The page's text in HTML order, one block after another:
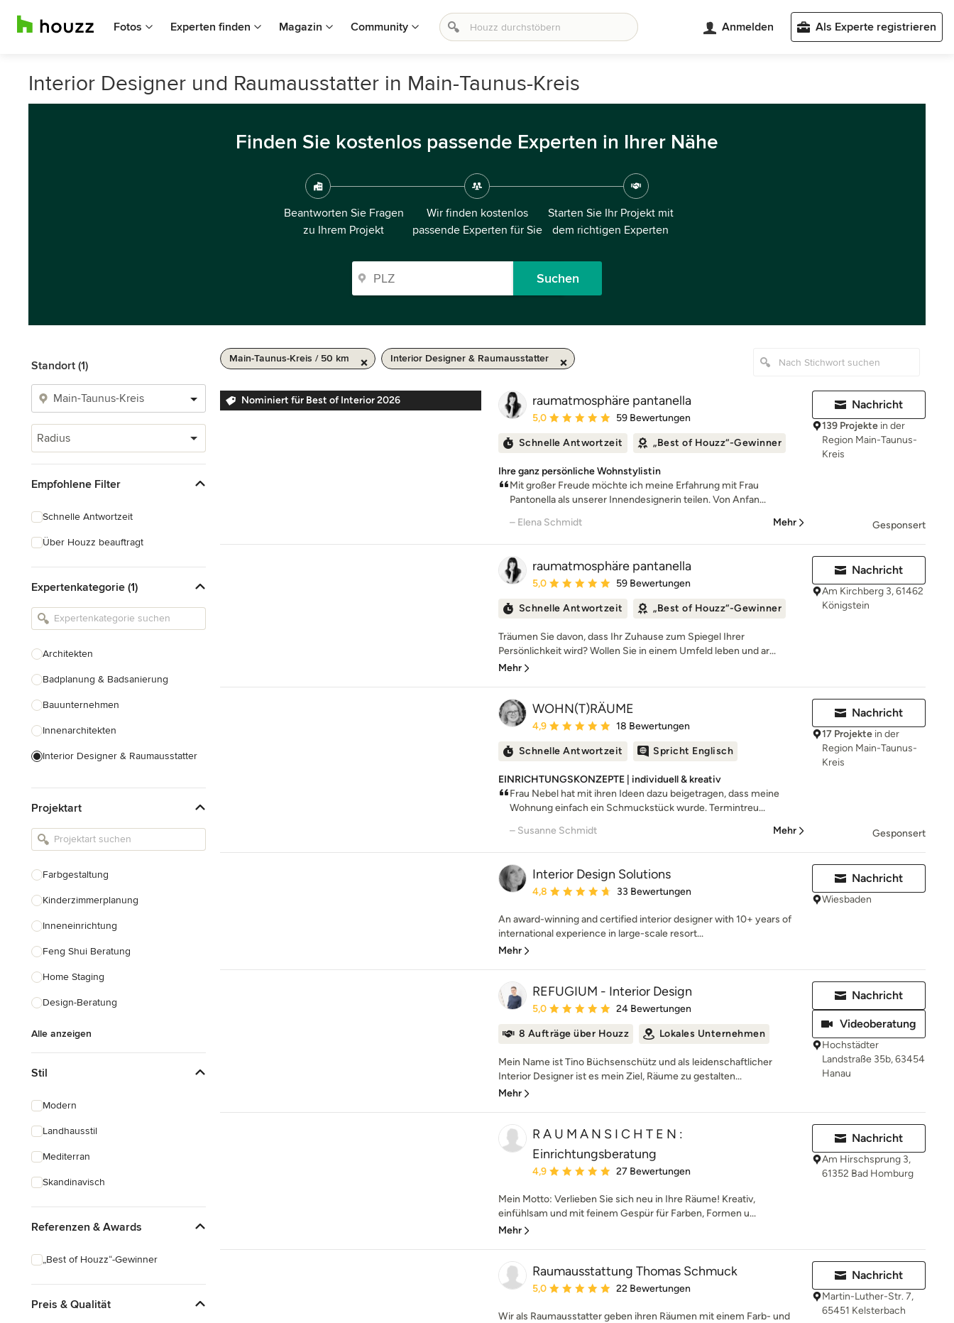
Fotos Experten finden Magazin Community Anmelden Als Experte registrieren
Interior Designer und Raumausstatter in Main-Taunus-Kreis
Finden Sie kostenlos passende Experten in Ihrer Nähe
Beantworten Sie Fragen
zu Ihrem Projekt
Wir finden kostenlos
passende Experten für Sie
Starten Sie Ihr Projekt mit
dem richtigen Experten
Suchen
Standort (1)
Radius
Empfohlene Filter
Schnelle Antwortzeit
Über Houzz beauftragt
Expertenkategorie (1)
Architekten
Badplanung & Badsanierung
Bauunternehmen
Innenarchitekten
Interior Designer & Raumausstatter
Landschaftsarchitekten
Armaturen & Sanitärbedarf
Einbauschränke
Projektart
Farbgestaltung
Kinderzimmerplanung
Inneneinrichtung
Feng Shui Beratung
Home Staging
Design-Beratung
Alle anzeigen
Stil
Modern
Landhausstil
Mediterran
Skandinavisch
Referenzen & Awards
„Best of Houzz“-Gewinner
Preis & Qualität
Main-Taunus-Kreis / 50 km Interior Designer & Raumausstatter
Nominiert für Best of Interior 2026 raumatmosphäre pantanella
Durchschnittliche Bewertung: 5 von 5 Sternen
5,0 59 Bewertungen
Schnelle Antwortzeit „Best of Houzz“-Gewinner
Ihre ganz persönliche Wohnstylistin
Mit großer Freude möchte ich meine Erfahrung mit Frau
Pantonella als unserer Innendesignerin teilen. Von Anfan...
– Elena Schmidt
Mehr
Nachricht
139 Projekte in der
Region Main-Taunus-
Kreis
Gesponsert
raumatmosphäre pantanella
Durchschnittliche Bewertung: 5 von 5 Sternen
5,0 59 Bewertungen
Schnelle Antwortzeit „Best of Houzz“-Gewinner
Träumen Sie davon, dass Ihr Zuhause zum Spiegel Ihrer
Persönlichkeit wird? Wollen Sie in einem Umfeld leben und ar...
Mehr
Nachricht
Am Kirchberg 3, 61462
Königstein
WOHN(T)RÄUME
Durchschnittliche Bewertung: 4.9 von 5 Sternen
4,9 18 Bewertungen
Schnelle Antwortzeit Spricht Englisch
EINRICHTUNGSKONZEPTE | individuell & kreativ
Frau Nebel hat mit ihren Ideen dazu beigetragen, dass meine
Wohnung einfach ein Schmuckstück wurde. Termintreu...
– Susanne Schmidt
Mehr
Nachricht
17 Projekte in der
Region Main-Taunus-
Kreis
Gesponsert
Interior Design Solutions
Durchschnittliche Bewertung: 4.8 von 5 Sternen
4,8 33 Bewertungen
An award-winning and certified interior designer with 10+ years of
international experience in large-scale resort...
Mehr
Nachricht
Wiesbaden
REFUGIUM - Interior Design
Durchschnittliche Bewertung: 5 von 5 Sternen
5,0 24 Bewertungen
8 Aufträge über Houzz Lokales Unternehmen
Mein Name ist Tino Büchsenschütz und als leidenschaftlicher
Interior Designer ist es mein Ziel, Räume zu gestalten...
Mehr
Nachricht
Videoberatung
Hochstädter
Landstraße 35b, 63454
Hanau
R A U M A N S I C H T E N :
Einrichtungsberatung
Durchschnittliche Bewertung: 4.9 von 5 Sternen
4,9 27 Bewertungen
Mein Motto: Verlieben Sie sich neu in Ihre Räume! Kreativ,
einfühlsam und mit feinem Gespür für Farben, Formen u...
Mehr
Nachricht
Am Hirschsprung 3,
61352 Bad Homburg
Raumausstattung Thomas Schmuck
Durchschnittliche Bewertung: 5 von 5 Sternen
5,0 22 Bewertungen
Wir als Raumausstatter geben ihren Räumen mit einem Farb- und
Nachricht
Martin-Luther-Str. 7,
65451 Kelsterbach